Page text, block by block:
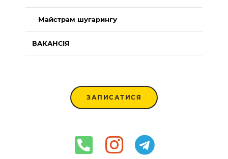
Майстрам шугарингу
ВАКАНСІЯ
ЗАПИСАТИСЯ